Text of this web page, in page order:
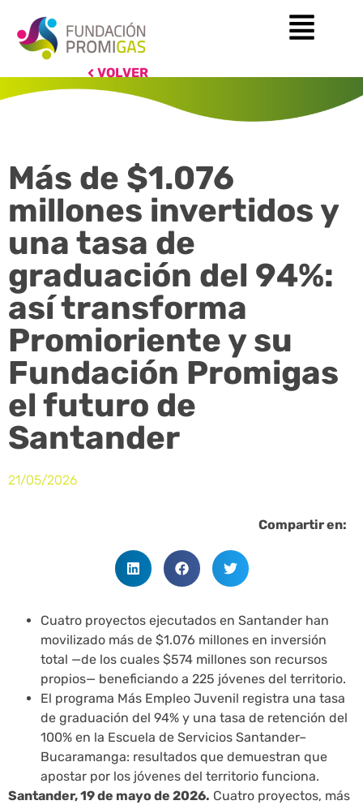
VOLVER
Más de $1.076
millones invertidos y
una tasa de
graduación del 94%:
así transforma
Promioriente y su
Fundación Promigas
el futuro de
Santander
21/05/2026
Compartir en:
Cuatro proyectos ejecutados en Santander han
movilizado más de $1.076 millones en inversión
total —de los cuales $574 millones son recursos
propios— beneficiando a 225 jóvenes del territorio.
El programa Más Empleo Juvenil registra una tasa
de graduación del 94% y una tasa de retención del
100% en la Escuela de Servicios Santander–
Bucaramanga: resultados que demuestran que
apostar por los jóvenes del territorio funciona.
Santander, 19 de mayo de 2026. Cuatro proyectos, más